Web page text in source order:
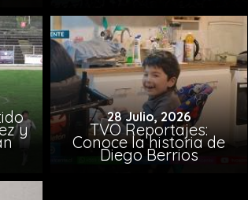
y
28 Julio, 2026
TVO Reportajes:
Conoce la historia de
Diego Berrios